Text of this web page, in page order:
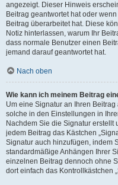
angezeigt. Dieser Hinweis
Beitrag geantwortet hat oder
Beitrag überarbeitet hat. Diese
Notiz hinterlassen, warum Ihr
dass normale Benutzer einen
jemand darauf geantwortet hat.
Nach oben
Wie kann ich meinem Beitrag
Um eine Signatur an Ihren
solche in den Einstellungen in
Nachdem Sie die Signatur
jedem Beitrag das Kästchen
Signatur auch hinzufügen, indem
standardmäßige Anhängen Ihrer
einzelnen Beitrag dennoch ohne
dort einfach das Kontrollkästchen